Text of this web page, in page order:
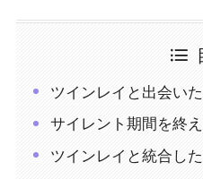
ツインレイと出会い
サイレント期間を終
ツインレイと統合し